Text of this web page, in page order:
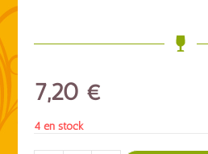
7,20 €
4 en stock